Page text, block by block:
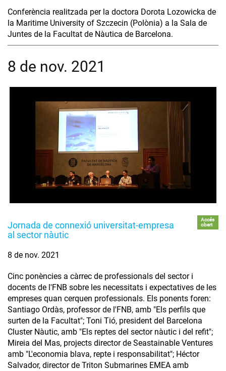
Conferència realitzada per la doctora Dorota Lozowicka de
la Maritime University of Szczecin (Polònia) a la Sala de
Juntes de la Facultat de Nàutica de Barcelona.
8 de nov. 2021
Jornada de connexió universitat-empresa
al sector nàutic
Accés
obert
8 de nov. 2021
Cinc ponències a càrrec de professionals del sector i
docents de l'FNB sobre les necessitats i expectatives de les
empreses quan cerquen professionals. Els ponents foren:
Santiago Ordàs, professor de l'FNB, amb "Els perfils que
surten de la Facultat"; Toni Tió, president del Barcelona
Cluster Nàutic, amb "Els reptes del sector nàutic i del refit";
Mireia del Mas, projects director de Seastainable Ventures
amb "L'economia blava, repte i responsabilitat"; Héctor
Salvador, director de Triton Submarines EMEA amb